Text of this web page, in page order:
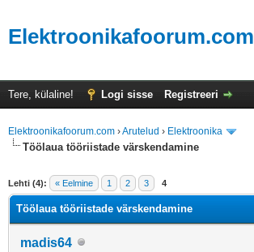
Elektroonikafoorum.com
Tere, külaline! Logi sisse Registreeri
Elektroonikafoorum.com ›Arutelud › Elektroonika
Töölaua tööriistade värskendamine
Lehti (4): « Eelmine 1 2 3 4
Töölaua tööriistade värskendamine
madis64